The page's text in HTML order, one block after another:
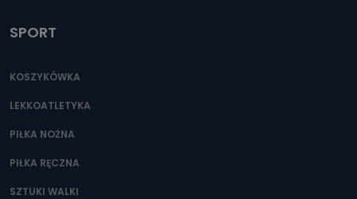
SPORT
KOSZYKÓWKA
LEKKOATLETYKA
PIŁKA NOŻNA
PIŁKA RĘCZNA
SZTUKI WALKI